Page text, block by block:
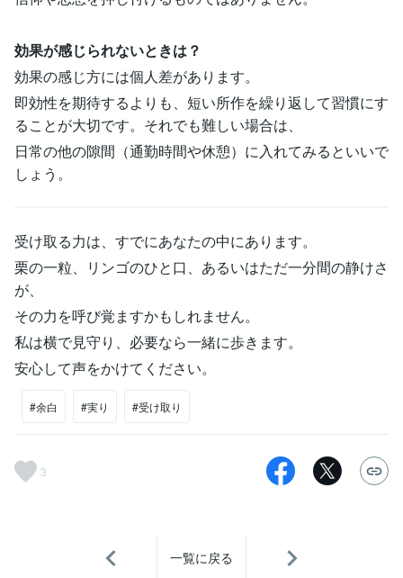
効果が感じられないときは？
効果の感じ方には個人差があります。
即効性を期待するよりも、短い所作を繰り返して習慣にす
ることが大切です。それでも難しい場合は、
日常の他の隙間（通勤時間や休憩）に入れてみるといいで
しょう。
受け取る力は、すでにあなたの中にあります。
栗の一粒、リンゴのひと口、あるいはただ一分間の静けさ
が、
その力を呼び覚ますかもしれません。
私は横で見守り、必要なら一緒に歩きます。
安心して声をかけてください。
#余白 #実り #受け取り
3
一覧に戻る